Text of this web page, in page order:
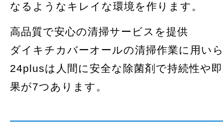
なるようなキレイな環境を作ります。
高品質で安心の清掃サービスを提供
ダイキチカバーオールの清掃作業に用い
24plusは人間に安全な除菌剤で持続性や
果が7つあります。